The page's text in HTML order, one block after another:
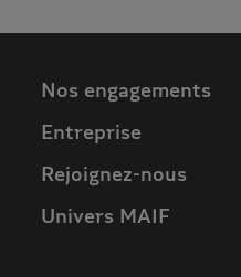
Evénements MAIF
Communauté MAIF
Application MAIF